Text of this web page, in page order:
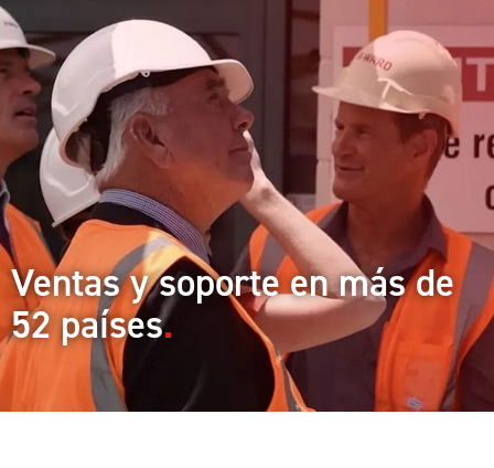
Ventas y soporte en más de
52 países